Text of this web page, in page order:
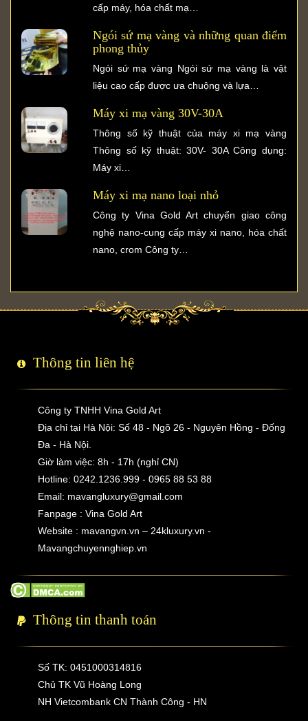
cấp máy, hóa chất mạ…
Ngói sứ mạ vàng và những quan điểm
phong thủy
Ngói sứ mạ vàng Ngói sứ mạ vàng là vật
liệu cao cấp được ưa chuộng và lựa…
Máy xi mạ vàng 30V-30A
Thông số kỹ thuật của máy xi mạ vàng
Thông số kỹ thuật: 30V- 30A Công dụng:
Máy xi…
Máy xi mạ nano loại nhỏ
Công ty Vina Gold Art chuyển giao công
nghệ nano-cung cấp máy xi nano, hóa chất
nano, crom Công ty…
Thông tin liên hệ
Công ty TNHH Vina Gold Art
Địa chỉ tại Hà Nội: Số 48 - Ngõ 26 - Nguyên Hồng - Đống
Đa - Hà Nội.
Giờ làm việc: 8h - 17h (nghỉ CN)
Hotline: 0242.1236.999 - 0965 88 53 88
Email: mavangluxury@gmail.com
Fanpage : Vina Gold Art
Website : mavangvn.vn – 24kluxury.vn -
Mavangchuyennghiep.vn
Thông tin thanh toán
Số TK: 0451000314816
Chủ TK Vũ Hoàng Long
NH Vietcombank CN Thành Công - HN